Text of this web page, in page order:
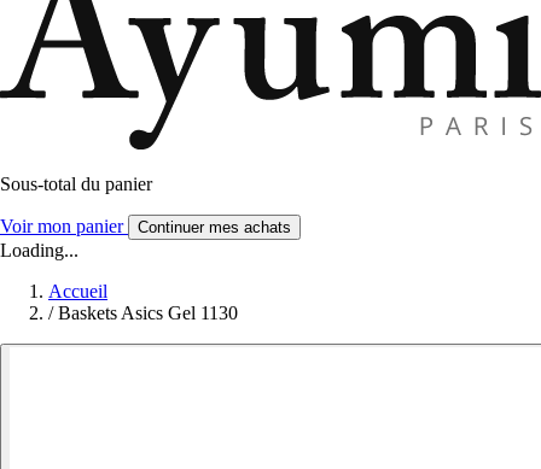
Sous-total du panier
Voir mon panier Continuer mes achats
Loading...
Accueil
/ Baskets Asics Gel 1130